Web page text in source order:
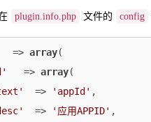
plugin.info.php 文件的 config
=>
array(
   =>
array(
  =>
'appId' ,
  =>
'应用APPID' ,